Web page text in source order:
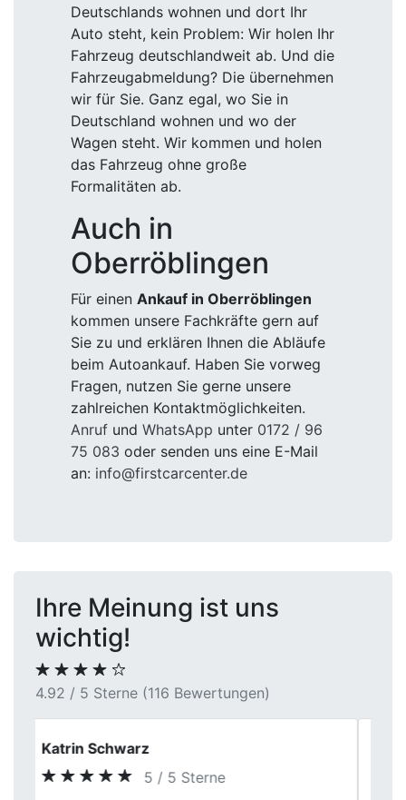
Deutschlands wohnen und dort Ihr
Auto steht, kein Problem: Wir holen Ihr
Fahrzeug deutschlandweit ab. Und die
Fahrzeugabmeldung? Die übernehmen
wir für Sie. Ganz egal, wo Sie in
Deutschland wohnen und wo der
Wagen steht. Wir kommen und holen
das Fahrzeug ohne große
Formalitäten ab.
Auch in
Oberröblingen
Für einen Ankauf in Oberröblingen
kommen unsere Fachkräfte gern auf
Sie zu und erklären Ihnen die Abläufe
beim Autoankauf. Haben Sie vorweg
Fragen, nutzen Sie gerne unsere
zahlreichen Kontaktmöglichkeiten.
Anruf und WhatsApp unter 0172 / 96
75 083 oder senden uns eine E-Mail
an: info@firstcarcenter.de
Ihre Meinung ist uns
wichtig!
4.92 / 5 Sterne (116 Bewertungen)
Anja M.
5 / 5 Sterne